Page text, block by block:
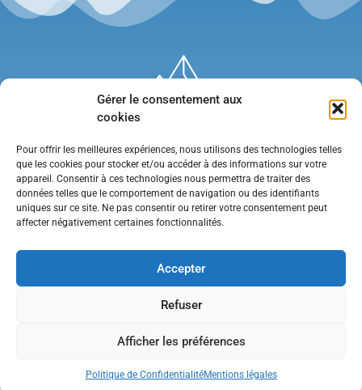
Gérer le consentement aux
cookies
Pour offrir les meilleures expériences, nous utilisons des technologies telles
que les cookies pour stocker et/ou accéder à des informations sur votre
appareil. Consentir à ces technologies nous permettra de traiter des
données telles que le comportement de navigation ou des identifiants
uniques sur ce site. Ne pas consentir ou retirer votre consentement peut
affecter négativement certaines fonctionnalités.
Accepter
Refuser
Afficher les préférences
Politique de ConfidentialitéMentions légales
•Contact